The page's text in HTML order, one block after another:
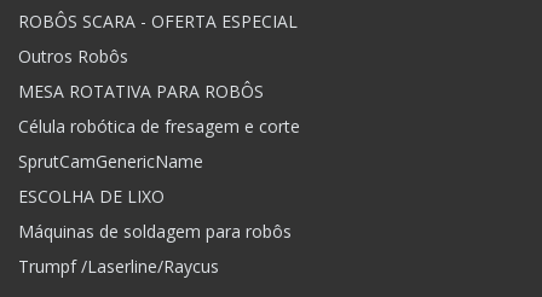
ROBÔS SCARA - OFERTA ESPECIAL
Outros Robôs
MESA ROTATIVA PARA ROBÔS
Célula robótica de fresagem e corte
SprutCamGenericName
ESCOLHA DE LIXO
Máquinas de soldagem para robôs
Trumpf /Laserline/Raycus